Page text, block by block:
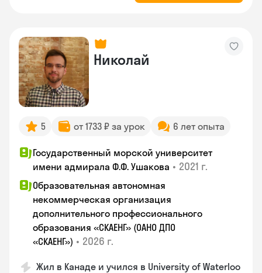
Николай
5 от 1733 ₽ за урок 6 лет опыта
Государственный морской университет
имени адмирала Ф.Ф. Ушакова • 2021 г.
Образовательная автономная
некоммерческая организация
дополнительного профессионального
образования «СКАЕНГ» (ОАНО ДПО
«СКАЕНГ») • 2026 г.
Жил в Канаде и учился в University of Waterloo